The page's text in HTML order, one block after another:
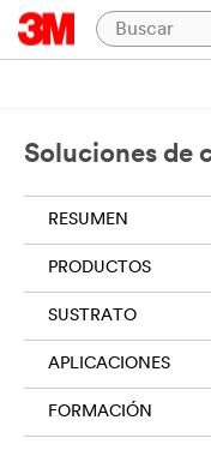
cerrar
este
puede
ser
contactado
por
correo
electrónico
o
por
teléfono
por
un
Soluciones de
RESUMEN
PRODUCTOS
SUSTRATO
APLICACIONES
FORMACIÓN